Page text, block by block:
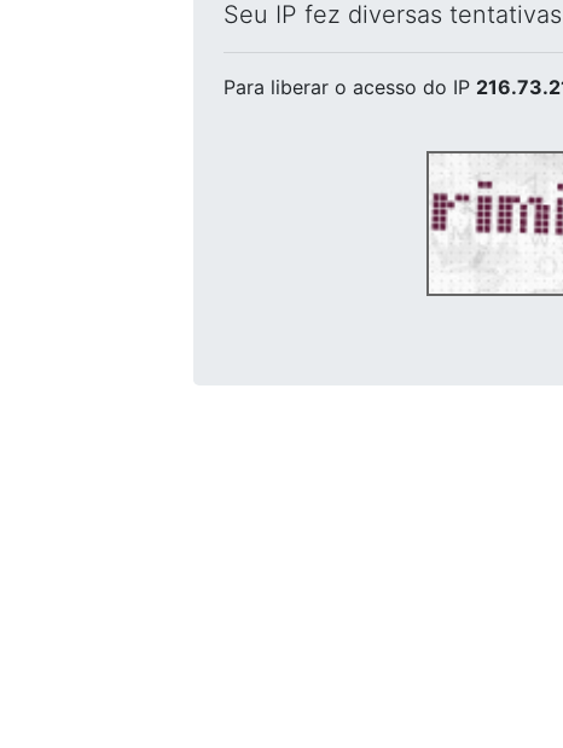
Seu IP fez diversas
Para liberar o acesso do IP